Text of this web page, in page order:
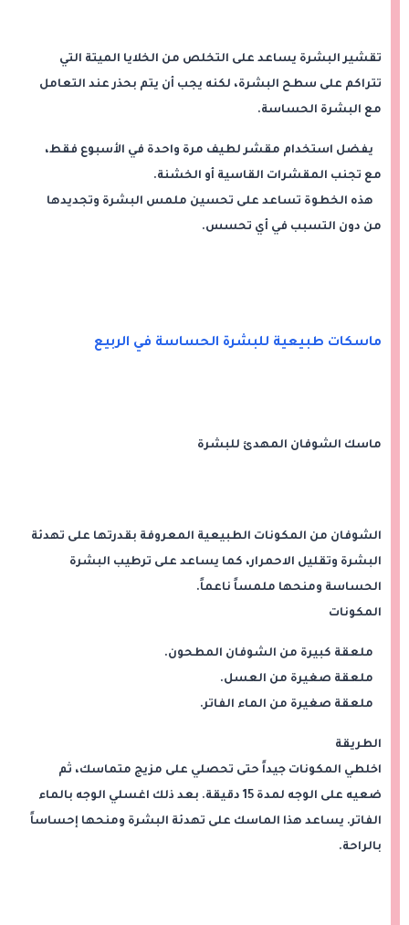
تقشير البشرة يساعد على التخلص من الخلايا الميتة التي
تتراكم على سطح البشرة، لكنه يجب أن يتم بحذر عند التعامل
مع البشرة الحساسة.
يفضل استخدام مقشر لطيف مرة واحدة في الأسبوع فقط،
مع تجنب المقشرات القاسية أو الخشنة.
هذه الخطوة تساعد على تحسين ملمس البشرة وتجديدها
من دون التسبب في أي تحسس.
ماسكات طبيعية للبشرة الحساسة في الربيع
ماسك الشوفان المهدئ للبشرة
الشوفان من المكونات الطبيعية المعروفة بقدرتها على تهدئة
البشرة وتقليل الاحمرار، كما يساعد على ترطيب البشرة
الحساسة ومنحها ملمساً ناعماً.
المكونات
ملعقة كبيرة من الشوفان المطحون.
ملعقة صغيرة من العسل.
ملعقة صغيرة من الماء الفاتر.
الطريقة
اخلطي المكونات جيداً حتى تحصلي على مزيج متماسك، ثم
ضعيه على الوجه لمدة 15 دقيقة. بعد ذلك اغسلي الوجه بالماء
الفاتر. يساعد هذا الماسك على تهدئة البشرة ومنحها إحساساً
بالراحة.